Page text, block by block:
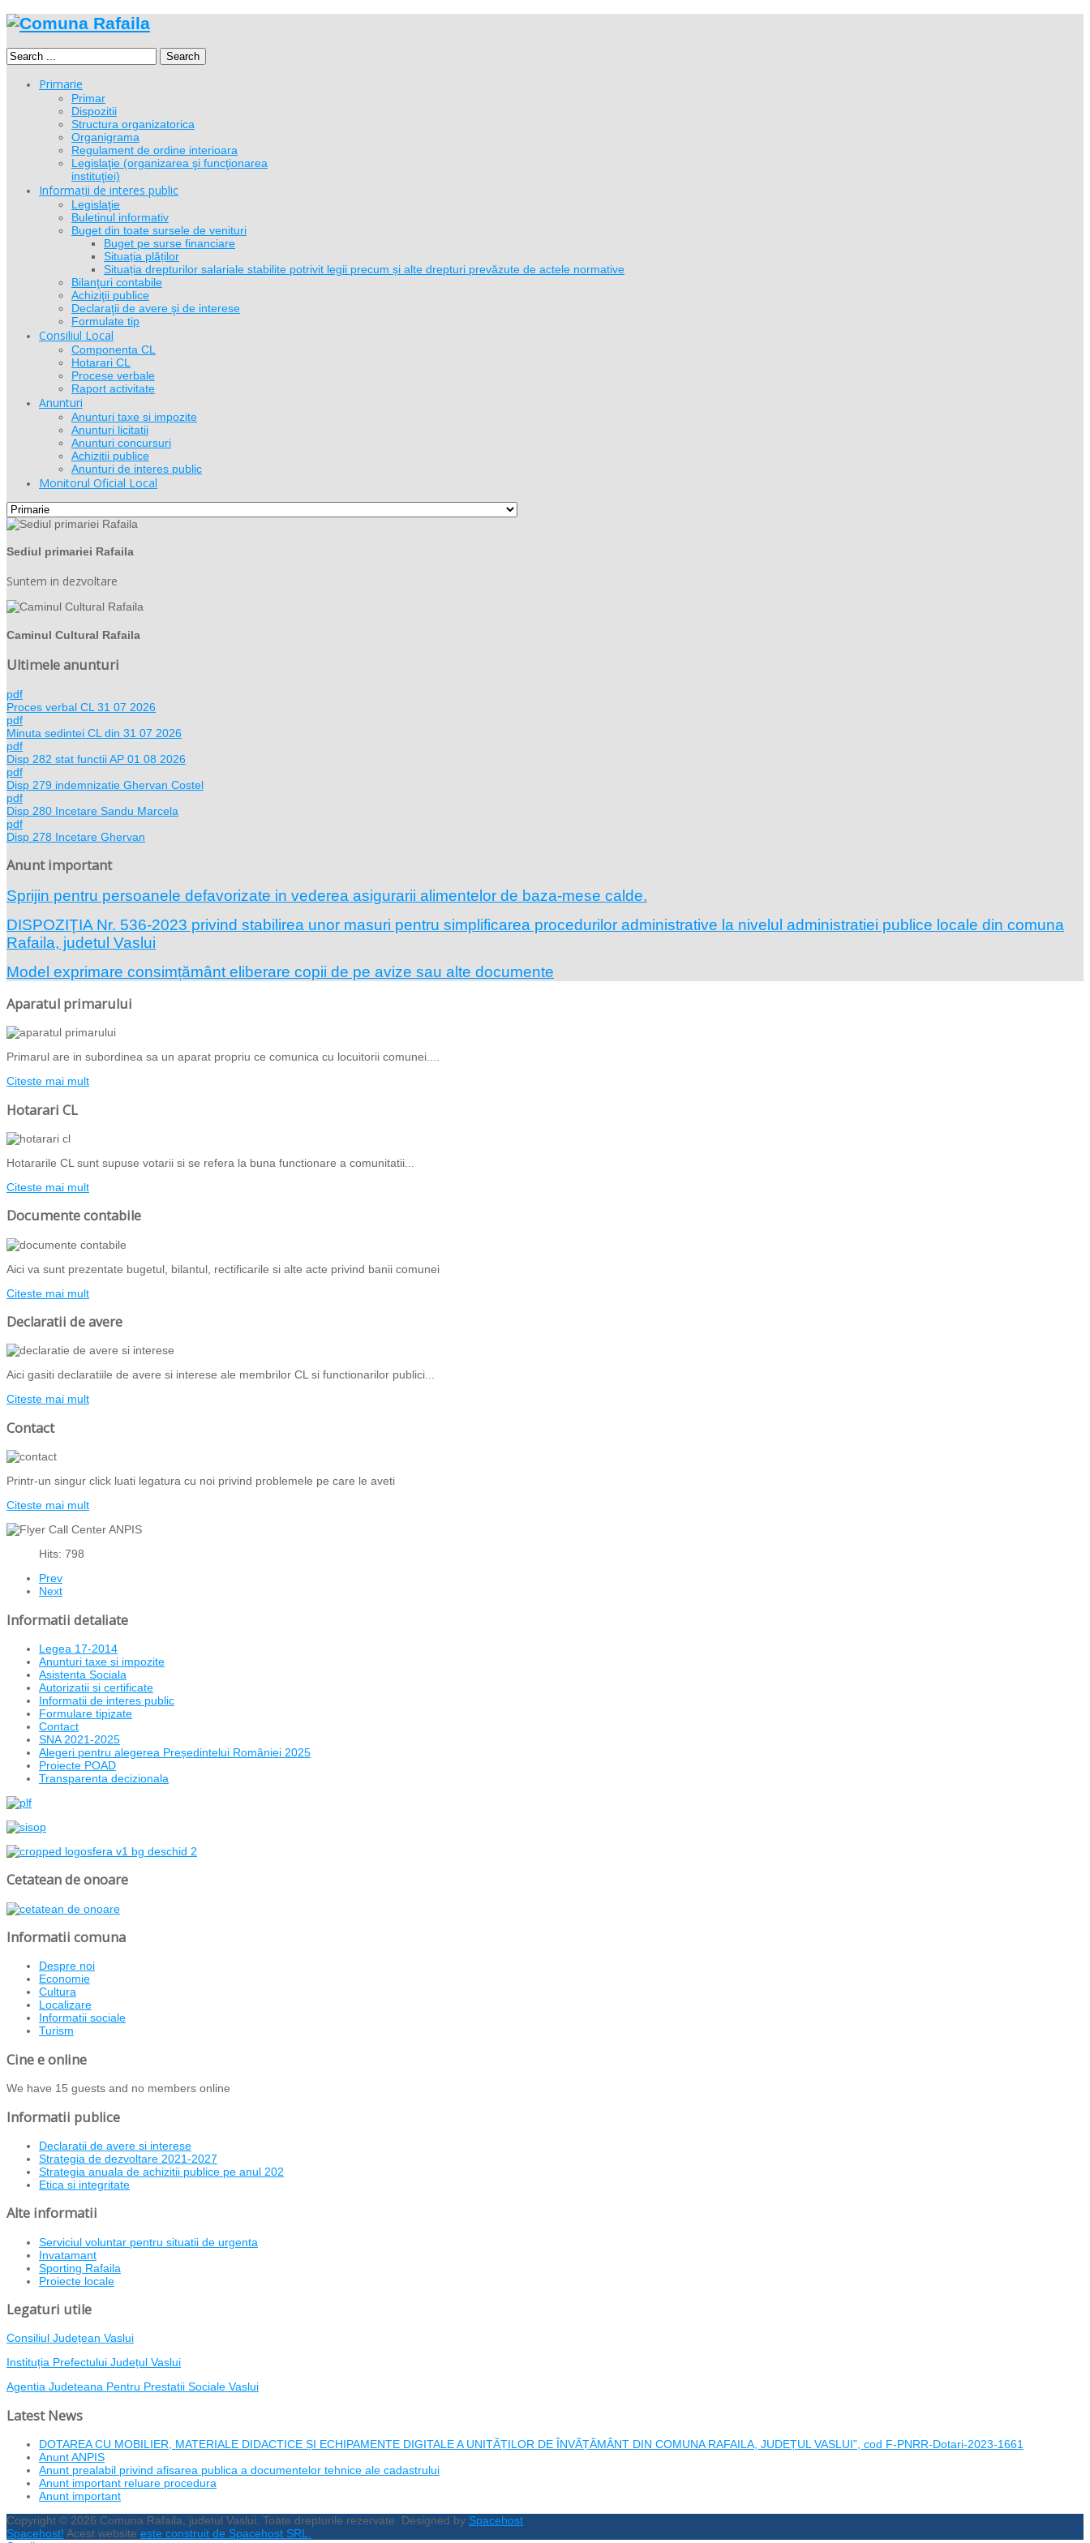
Search
Primarie
Primar
Dispozitii
Structura organizatorica
Organigrama
Regulament de ordine interioara
Legislaţie (organizarea şi funcţionarea
instituţiei)
Informații de interes public
Legislaţie
Buletinul informativ
Buget din toate sursele de venituri
Buget pe surse financiare
Situația plăților
Situația drepturilor salariale stabilite potrivit legii precum și alte drepturi prevăzute de actele normative
Bilanţuri contabile
Achiziţii publice
Declaraţii de avere şi de interese
Formulate tip
Consiliul Local
Componenta CL
Hotarari CL
Procese verbale
Raport activitate
Anunturi
Anunturi taxe si impozite
Anunturi licitatii
Anunturi concursuri
Achizitii publice
Anunturi de interes public
Monitorul Oficial Local
Sediul primariei Rafaila
Suntem in dezvoltare
Caminul Cultural Rafaila
Ultimele anunturi
pdf
Proces verbal CL 31 07 2026
pdf
Minuta sedintei CL din 31 07 2026
pdf
Disp 282 stat functii AP 01 08 2026
pdf
Disp 279 indemnizatie Ghervan Costel
pdf
Disp 280 Incetare Sandu Marcela
pdf
Disp 278 Incetare Ghervan
Anunt important
Sprijin pentru persoanele defavorizate in vederea asigurarii alimentelor de baza-mese calde.
DISPOZIŢIA Nr. 536-2023 privind stabilirea unor masuri pentru simplificarea procedurilor administrative la nivelul administratiei publice locale din comuna
Rafaila, judetul Vaslui
Model exprimare consimțământ eliberare copii de pe avize sau alte documente
Aparatul primarului
Primarul are in subordinea sa un aparat propriu ce comunica cu locuitorii comunei....
Citeste mai mult
Hotarari CL
Hotararile CL sunt supuse votarii si se refera la buna functionare a comunitatii...
Citeste mai mult
Documente contabile
Aici va sunt prezentate bugetul, bilantul, rectificarile si alte acte privind banii comunei
Citeste mai mult
Declaratii de avere
Aici gasiti declaratiile de avere si interese ale membrilor CL si functionarilor publici...
Citeste mai mult
Contact
Printr-un singur click luati legatura cu noi privind problemele pe care le aveti
Citeste mai mult
Hits: 798
Prev
Next
Informatii detaliate
Legea 17-2014
Anunturi taxe si impozite
Asistenta Sociala
Autorizatii si certificate
Informatii de interes public
Formulare tipizate
Contact
SNA 2021-2025
Alegeri pentru alegerea Președintelui României 2025
Proiecte POAD
Transparenta decizionala
Cetatean de onoare
Informatii comuna
Despre noi
Economie
Cultura
Localizare
Informatii sociale
Turism
Cine e online
We have 15 guests and no members online
Informatii publice
Declaratii de avere si interese
Strategia de dezvoltare 2021-2027
Strategia anuala de achizitii publice pe anul 202
Etica si integritate
Alte informatii
Serviciul voluntar pentru situatii de urgenta
Invatamant
Sporting Rafaila
Proiecte locale
Legaturi utile
Consiliul Județean Vaslui
Instituția Prefectului Județul Vaslui
Agentia Judeteana Pentru Prestatii Sociale Vaslui
Latest News
DOTAREA CU MOBILIER, MATERIALE DIDACTICE ȘI ECHIPAMENTE DIGITALE A UNITĂȚILOR DE ÎNVĂȚĂMÂNT DIN COMUNA RAFAILA, JUDEȚUL VASLUI”, cod F-PNRR-Dotari-2023-1661
Anunt ANPIS
Anunt prealabil privind afisarea publica a documentelor tehnice ale cadastrului
Anunt important reluare procedura
Anunt important
Copyright © 2026 Comuna Rafaila, judetul Vaslui. Toate drepturile rezervate. Designed by Spacehost
Spacehost! Acest website este construit de Spacehost SRL.